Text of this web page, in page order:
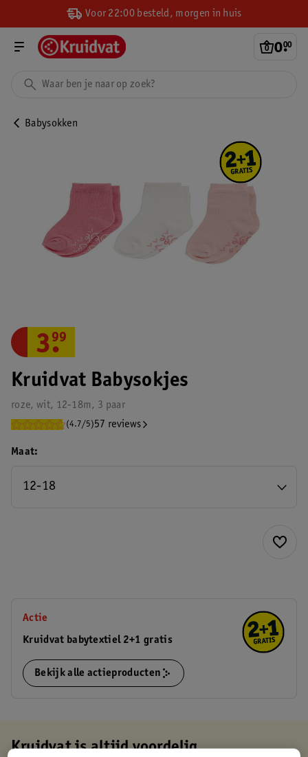
Voor 22:00 besteld, morgen in huis
0.
00
Babysokken
Kruidvat Babysokjes
roze, wit, 12-18m, 3 paar
(4.7/5)57 reviews
3.
99
Maat
12-18
Actie
Kruidvat babytextiel 2+1 gratis
Bekijk alle actieproducten
Kruidvat is altijd voordelig